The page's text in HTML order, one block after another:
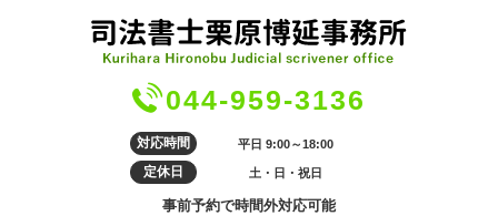
044-959-3136
対応時間 平日 9:00～18:00
定休日 土・日・祝日
事前予約で時間外対応可能